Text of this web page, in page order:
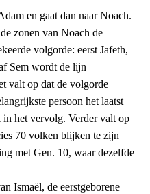
en gaat dan naar Noach.
zonen van Noach de
volgorde: eerst Jafeth,
Sem wordt de lijn
valt op dat de volgorde
persoon het laatst
het vervolg. Verder valt op
70 volken blijken te zijn
met Gen. 10, waar dezelfde
Ismaël, de eerstgeborene